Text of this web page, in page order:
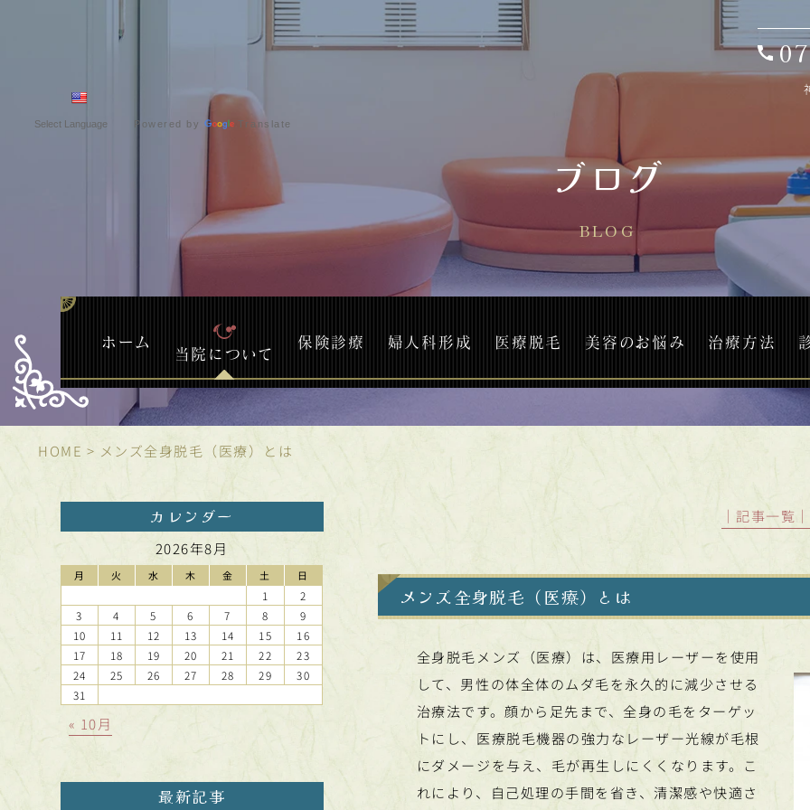
Powered by Translate
ブログ
BLOG
HOME > メンズ全身脱毛（医療）とは
ホーム
当院について
保険診療 婦人科形成 医療脱毛 美容のお悩み 治療方法
│記事一覧│
メンズ全身脱毛（医療）とは
全身脱毛メンズ（医療）は、医療用レーザーを使用
して、男性の体全体のムダ毛を永久的に減少させる
治療法です。顔から足先まで、全身の毛をターゲッ
トにし、医療脱毛機器の強力なレーザー光線が毛根
にダメージを与え、毛が再生しにくくなります。こ
れにより、自己処理の手間を省き、清潔感や快適さ
カレンダー
2026年8月
月 火 水 木 金 土 日
1
2
3
4 5 6 7 8
9
10
11 12 13 14 15
16
17
18 19 20 21 22
23
24
25 26 27 28 29
30
31
« 10月
最新記事